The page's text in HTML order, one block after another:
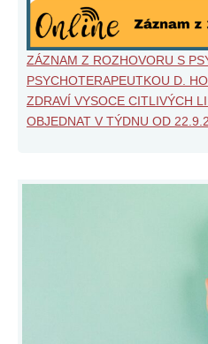
ZÁZNAM Z ROZHOVORU S
PSYCHOTERAPEUTKOU D.
ZDRAVÍ VYSOCE CITLIVÝCH
OBJEDNAT V TÝDNU OD